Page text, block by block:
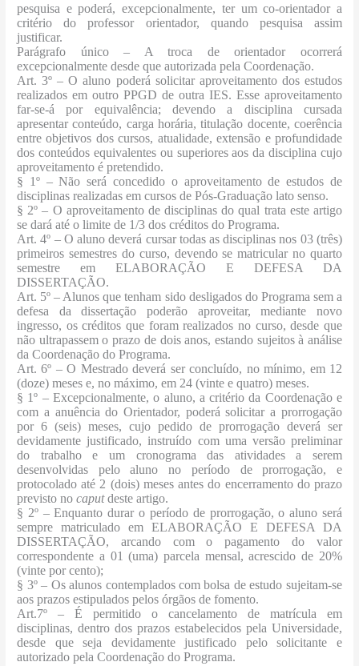
pesquisa e poderá, excepcionalmente, ter um co-orientador a
critério do professor orientador, quando pesquisa assim
justificar.
Parágrafo único – A troca de orientador ocorrerá
excepcionalmente desde que autorizada pela Coordenação.
Art. 3º – O aluno poderá solicitar aproveitamento dos estudos
realizados em outro PPGD de outra IES. Esse aproveitamento
far-se-á por equivalência; devendo a disciplina cursada
apresentar conteúdo, carga horária, titulação docente, coerência
entre objetivos dos cursos, atualidade, extensão e profundidade
dos conteúdos equivalentes ou superiores aos da disciplina cujo
aproveitamento é pretendido.
§ 1º – Não será concedido o aproveitamento de estudos de
disciplinas realizadas em cursos de Pós-Graduação lato senso.
§ 2º– O aproveitamento de disciplinas do qual trata este artigo
se dará até o limite de 1/3 dos créditos do Programa.
Art. 4º – O aluno deverá cursar todas as disciplinas nos 03 (três)
primeiros semestres do curso, devendo se matricular no quarto
semestre em ELABORAÇÃO E DEFESA DA
DISSERTAÇÃO.
Art. 5º– Alunos que tenham sido desligados do Programa sem a
defesa da dissertação poderão aproveitar, mediante novo
ingresso, os créditos que foram realizados no curso, desde que
não ultrapassem o prazo de dois anos, estando sujeitos à análise
da Coordenação do Programa.
Art. 6º – O Mestrado deverá ser concluído, no mínimo, em 12
(doze) meses e, no máximo, em 24 (vinte e quatro) meses.
§ 1º – Excepcionalmente, o aluno, a critério da Coordenação e
com a anuência do Orientador, poderá solicitar a prorrogação
por 6 (seis) meses, cujo pedido de prorrogação deverá ser
devidamente justificado, instruído com uma versão preliminar
do trabalho e um cronograma das atividades a serem
desenvolvidas pelo aluno no período de prorrogação, e
protocolado até 2 (dois) meses antes do encerramento do prazo
previsto nocaputdeste artigo.
§ 2º – Enquanto durar o período de prorrogação, o aluno será
sempre matriculado em ELABORAÇÃO E DEFESA DA
DISSERTAÇÃO, arcando com o pagamento do valor
correspondente a 01 (uma) parcela mensal, acrescido de 20%
(vinte por cento);
§ 3º– Os alunos contemplados com bolsa de estudo sujeitam-se
aos prazos estipulados pelos órgãos de fomento.
Art.7º – É permitido o cancelamento de matrícula em
disciplinas, dentro dos prazos estabelecidos pela Universidade,
desde que seja devidamente justificado pelo solicitante e
autorizado pela Coordenação do Programa.